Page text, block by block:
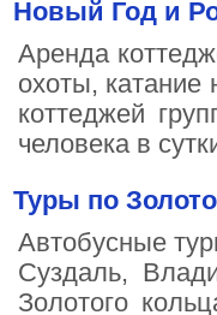
Новый Год и
Аренда
охоты, катание
коттеджей
человека в
Туры по
Автобусные
Суздаль,
Золотого